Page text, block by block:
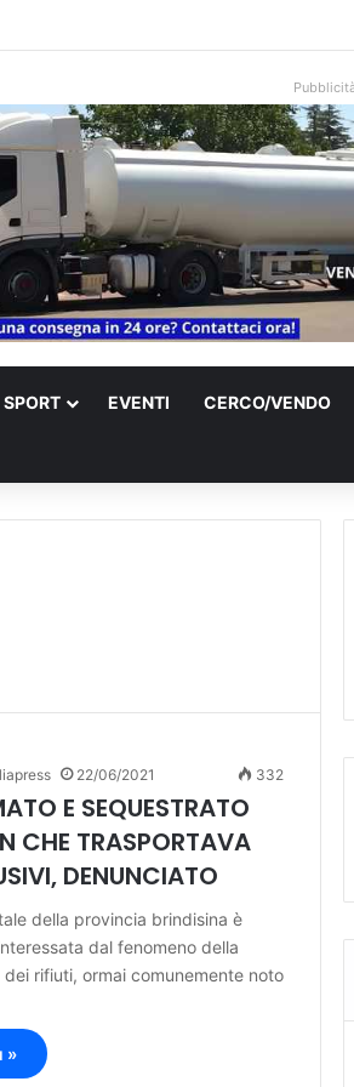
in un micro nido: nasce anche il cimitero
SPORT EVENTI CERCO/VENDO
22/06/2021 332
E SEQUESTRATO
CHE TRASPORTAVA
DENUNCIATO
della provincia brindisina è
dal fenomeno della
rifiuti, ormai comunemente noto
»